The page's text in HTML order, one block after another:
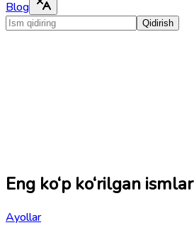
Blog
Qidirish
Eng ko‘p ko‘rilgan ismlar
Ayollar